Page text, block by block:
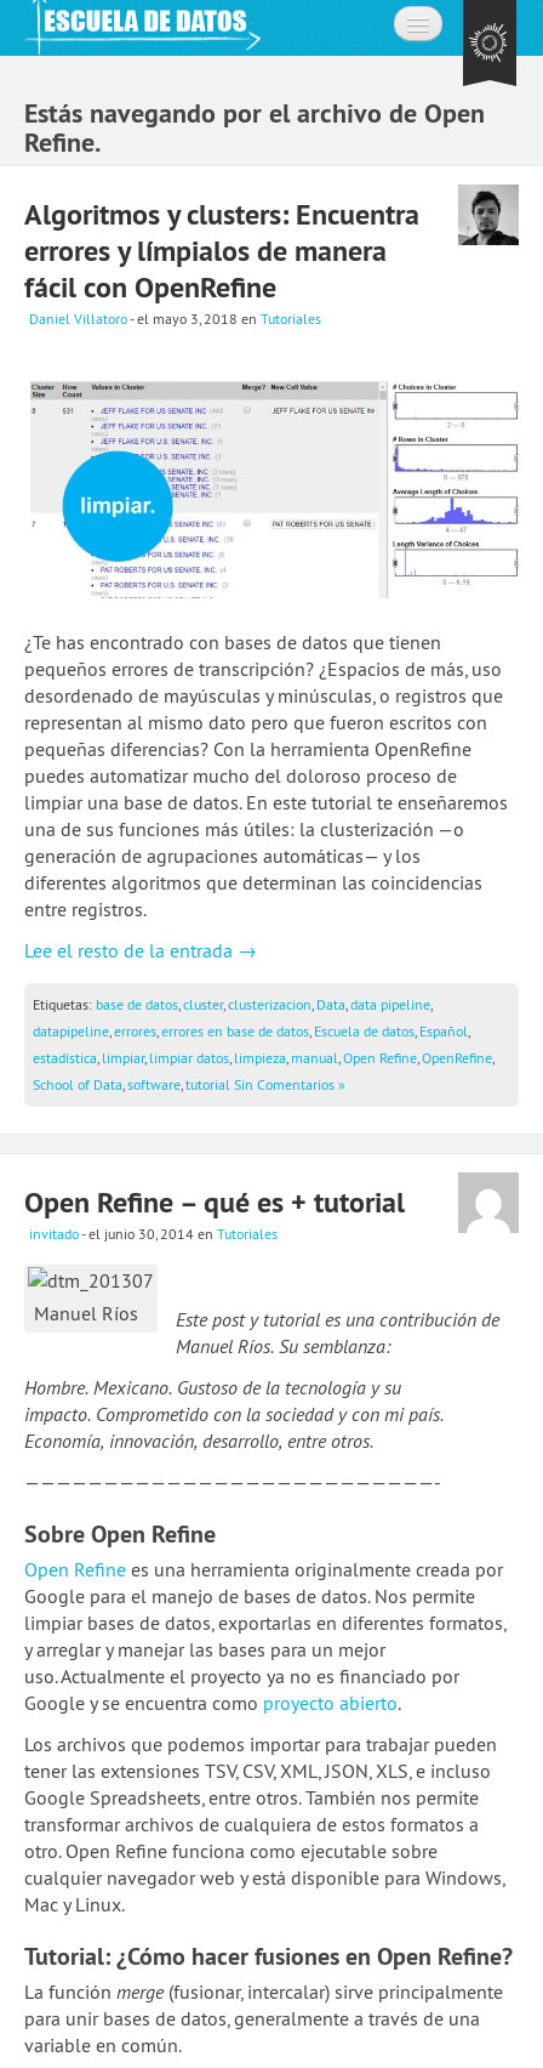
Acerca de
Preguntas frecuentes
Contacto
Aprende
Expedición de datos
Cursos
Explorando datos: la misión
Únete a la comunidad
2a temporada de webinars
Guía Quartz: Limpieza de datos
Blog
Experiencias
School of Data
Estás navegando por el archivo de Open
Refine.
Algoritmos y clusters: Encuentra
errores y límpialos de manera
fácil con OpenRefine
Daniel Villatoro- el mayo 3, 2018 en Tutoriales
¿Te has encontrado con bases de datos que tienen
pequeños errores de transcripción? ¿Espacios de más, uso
desordenado de mayúsculas y minúsculas, o registros que
representan al mismo dato pero que fueron escritos con
pequeñas diferencias? Con la herramienta OpenRefine
puedes automatizar mucho del doloroso proceso de
limpiar una base de datos. En este tutorial te enseñaremos
una de sus funciones más útiles: la clusterización —o
generación de agrupaciones automáticas— y los
diferentes algoritmos que determinan las coincidencias
entre registros.
Lee el resto de la entrada →
Etiquetas: base de datos cluster, clusterizacion Data data pipeline
datapipeline errores errores en base de datos Escuela de datos Español
estadística limpiar, limpiar datos limpieza manual Open Refine OpenRefine
School of Data software tutorial Sin Comentarios »
Open Refine – qué es + tutorial
invitado- el junio 30, 2014 en Tutoriales
Manuel Ríos
Este post y tutorial es una contribución de
Manuel Ríos. Su semblanza:
Hombre. Mexicano. Gustoso de la tecnología y su
impacto. Comprometido con la sociedad y con mi país.
Economía, innovación, desarrollo, entre otros.
——————————————————————————-
Sobre Open Refine
Open Refine es una herramienta originalmente creada por
Google para el manejo de bases de datos. Nos permite
limpiar bases de datos, exportarlas en diferentes formatos,
y arreglar y manejar las bases para un mejor
uso. Actualmente el proyecto ya no es financiado por
Google y se encuentra como proyecto abierto.
Los archivos que podemos importar para trabajar pueden
tener las extensiones TSV, CSV, XML, JSON, XLS, e incluso
Google Spreadsheets, entre otros. También nos permite
transformar archivos de cualquiera de estos formatos a
otro. Open Refine funciona como ejecutable sobre
cualquier navegador web y está disponible para Windows,
Mac y Linux.
Tutorial: ¿Cómo hacer fusiones en Open Refine?
La función merge(fusionar, intercalar) sirve principalmente
para unir bases de datos, generalmente a través de una
variable en común.